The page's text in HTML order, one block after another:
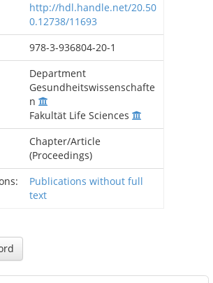
http://hdl.handle.net/20.50
0.12738/11693
978-3-936804-20-1
Department
Gesundheitswissenschafte
n
Fakultät Life Sciences
Chapter/Article
(Proceedings)
Publications without full
text